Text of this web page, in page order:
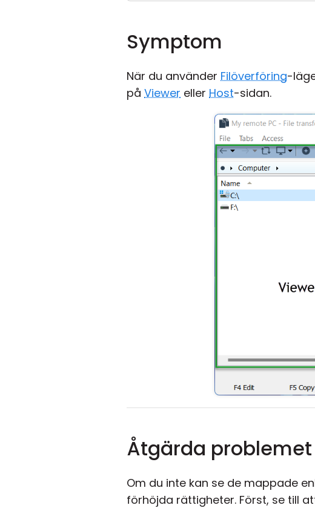
Symptom
När du använder Filöverföring-
på Viewer eller Host-sidan.
Åtgärda
Om du inte kan se de mappade
förhöjda rättigheter. Först, se till